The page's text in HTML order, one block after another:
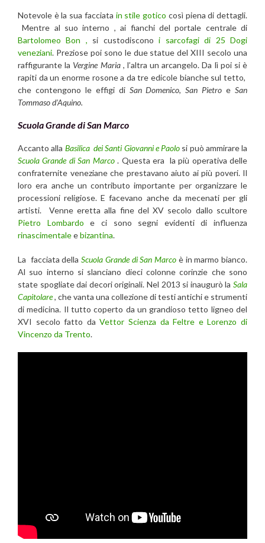
Notevole è la sua facciata in stile gotico così piena di dettagli.
Mentre al suo interno , ai fianchi del portale centrale di
Bartolomeo Bon , si custodisconoi sarcofagi di 25 Dogi
veneziani. Preziose poi sono le due statue del XIII secolo una
raffigurante la Vergine Maria, l’altra un arcangelo. Da lì poi si è
rapiti da un enorme rosone a da tre edicole bianche sul tetto,
che contengono le effigi di San Domenico,San Pietro eSan
Tommaso d’Aquino.
Scuola Grande di San Marco
Accanto alla Basilica dei Santi Giovanni e Paolo si può ammirare la
Scuola Grande di San Marco. Questa era la più operativa delle
confraternite veneziane che prestavano aiuto ai più poveri. Il
loro era anche un contributo importante per organizzare le
processioni religiose. E facevano anche da mecenati per gli
artisti. Venne eretta alla fine del XV secolo dallo scultore
Pietro Lombardo e ci sono segni evidenti di influenza
rinascimentaleebizantina.
La facciata della Scuola Grande di San Marco è in marmo bianco.
Al suo interno si slanciano dieci colonne corinzie che sono
state spogliate dai decori originali. Nel 2013 si inaugurò la Sala
Capitolare, che vanta una collezione di testi antichi e strumenti
di medicina. Il tutto coperto da un grandioso tetto ligneo del
XVI secolo fatto daVettor Scienza da Feltre e Lorenzo di
Vincenzo da Trento.